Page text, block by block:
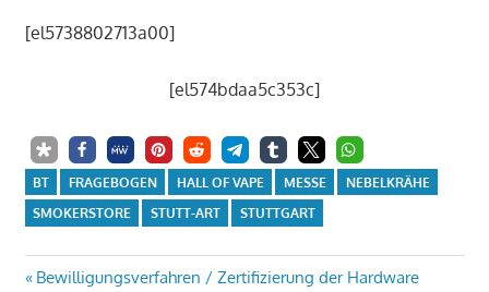
[el5738802713a00]
[el574bdaa5c353c]
BT FRAGEBOGEN HALL OF VAPE MESSE
NEBELKRÄHE
SMOKERSTORE
STUTT-ART STUTTGART
Beitrags-
Vorheriger
Bewilligungsverfahren / Zertifizierung der Hardware